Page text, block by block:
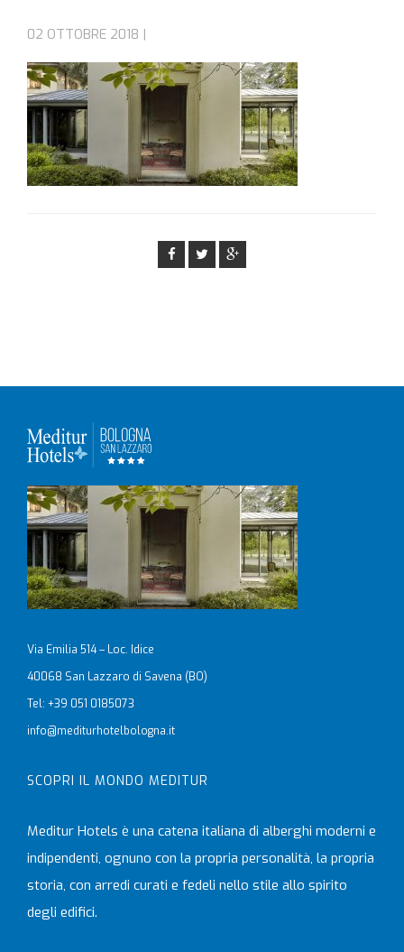
02 OTTOBRE 2018 |
Via Emilia 514 – Loc. Idice
40068 San Lazzaro di Savena (BO)
Tel: +39 051 0185073
info@mediturhotelbologna.it
SCOPRI IL MONDO MEDITUR
Meditur Hotels è una catena italiana di alberghi moderni e
indipendenti, ognuno con la propria personalità, la propria
storia, con arredi curati e fedeli nello stile allo spirito
degli edifici.